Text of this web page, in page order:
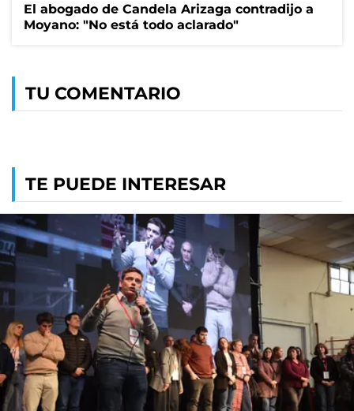
El abogado de Candela Arizaga contradijo a
Moyano: "No está todo aclarado"
TU COMENTARIO
TE PUEDE INTERESAR